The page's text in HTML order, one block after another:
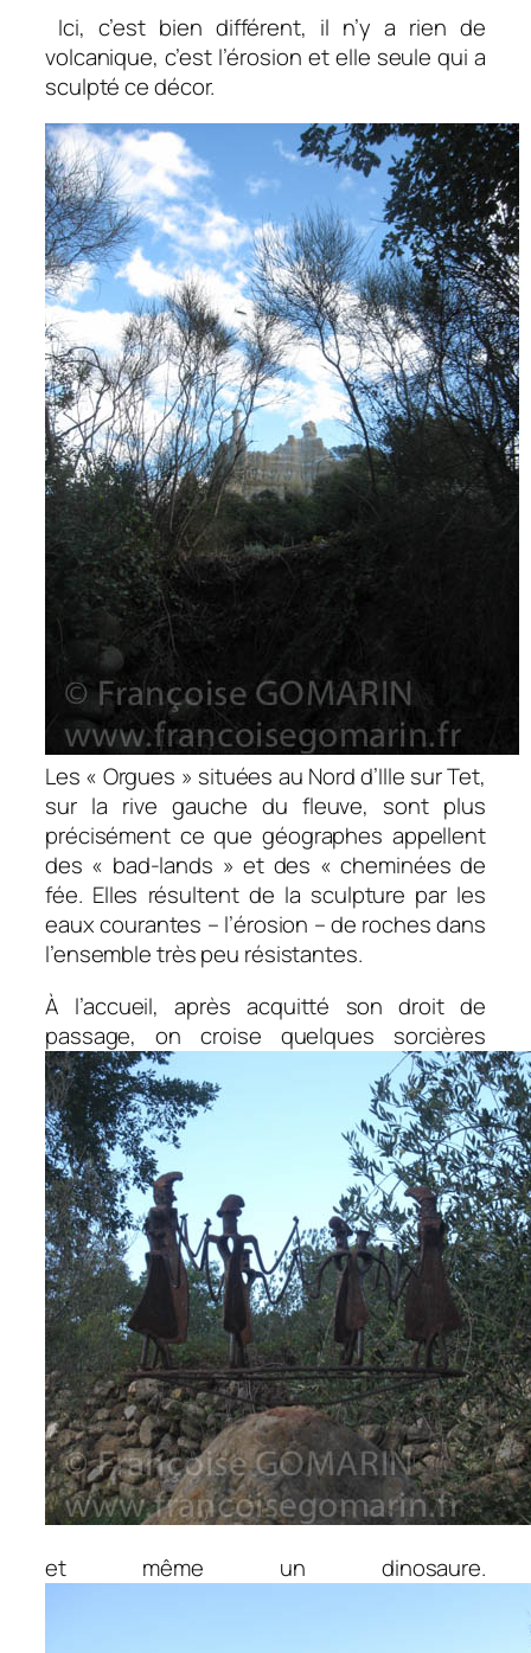
Ici, c’est bien différent, il n’y a rien de
volcanique, c’est l’érosion et elle seule qui a
sculpté ce décor.
Les « Orgues » situées au Nord d’Ille sur Tet,
sur la rive gauche du fleuve, sont plus
précisément ce que géographes appellent
des « bad-lands » et des « cheminées de
fée. Elles résultent de la sculpture par les
eaux courantes – l’érosion – de roches dans
l’ensemble très peu résistantes.
À l’accueil, après acquitté son droit de
passage, on croise quelques sorcières
et même un dinosaure.